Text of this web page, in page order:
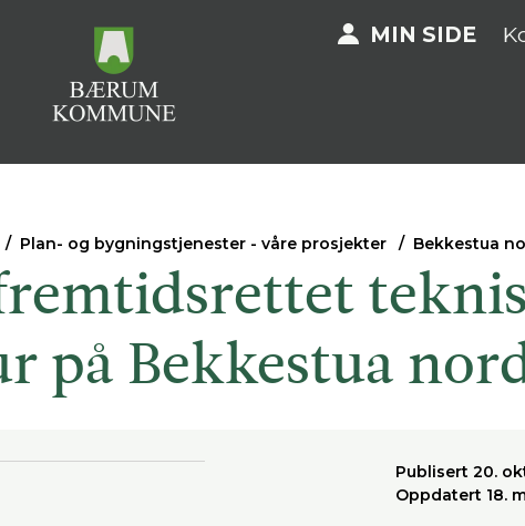
MIN SIDE
Plan- og bygningstjenester - våre prosjekter Bekkestua
på Bekkestua
Publisert 20.
Oppdatert 18.